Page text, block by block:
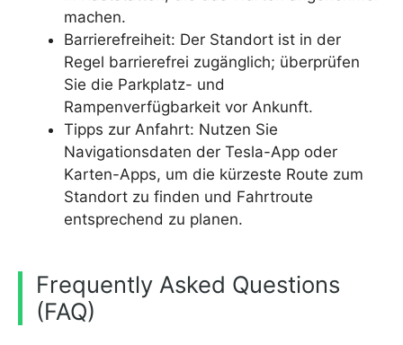
machen.
Barrierefreiheit: Der Standort ist in der
Regel barrierefrei zugänglich; überprüfen
Sie die Parkplatz- und
Rampenverfügbarkeit vor Ankunft.
Tipps zur Anfahrt: Nutzen Sie
Navigationsdaten der Tesla-App oder
Karten-Apps, um die kürzeste Route zum
Standort zu finden und Fahrtroute
entsprechend zu planen.
Frequently Asked Questions
(FAQ)